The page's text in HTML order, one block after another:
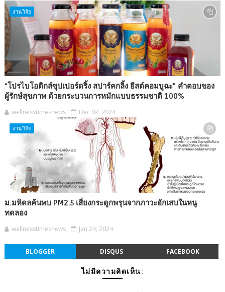
งานวิจัย
“โปรไบโอติกส์ซุปเปอร์ดริ้ง สปาร์คกลิ้ง ยีสต์คอมบูฉะ” คำตอบของ
ผู้รักษ์สุขภาพ ด้วยกระบวนการหมักแบบธรรมชาติ 100%
wellnesstimesnews Dec 02, 2024
งานวิจัย
ม.มหิดลค้นพบ PM2.5 เสี่ยงกระดูกพรุนจากภาวะอักเสบในหนู
ทดลอง
wellnesstimesnews Jan 24, 2024
BLOGGER DISQUS FACEBOOK
ไม่มีความคิดเห็น: